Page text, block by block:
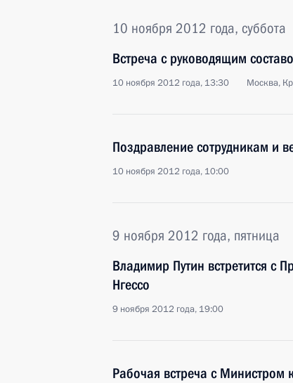
10 ноября 2012 года, суббота
Встреча с руководящим
10 ноября 2012 года, 13:30 Москва,
Поздравление сотрудникам и
10 ноября 2012 года, 10:00
9 ноября 2012 года, пятница
Владимир Путин встретится с
Нгессо
9 ноября 2012 года, 19:00
Рабочая встреча с